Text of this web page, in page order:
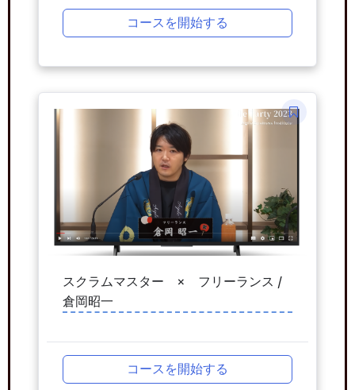
コースを開始する
スクラムマスター × フリーランス /
倉岡昭一
コースを開始する